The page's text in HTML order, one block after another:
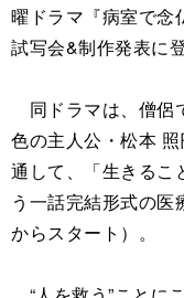
曜ドラマ『病室で念
試写会&制作発表に
同ドラマは、僧侶
色の主人公・松本
通して、「生きるこ
う一話完結形式の
からスタート）。